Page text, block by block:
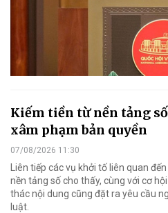
Kiếm tiền từ nền tảng
xâm phạm bản quyền
07/08/2026 11:30
Liên tiếp các vụ khởi tố liên quan
nền tảng số cho thấy, cùng với cơ
thác nội dung cũng đặt ra yêu cầu
luật.